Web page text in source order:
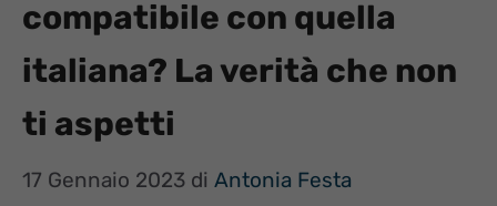
compatibile con quella
italiana? La verità che non
ti aspetti
17 Gennaio 2023 di Antonia Festa